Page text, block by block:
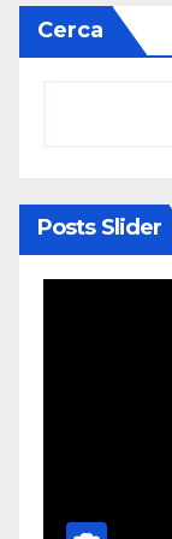
Cerca
Posts Slider